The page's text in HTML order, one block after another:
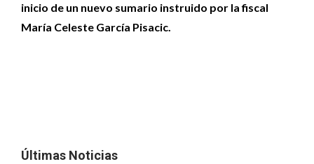
inicio de un nuevo sumario instruido por la fiscal
María Celeste García Pisacic.
Últimas Noticias